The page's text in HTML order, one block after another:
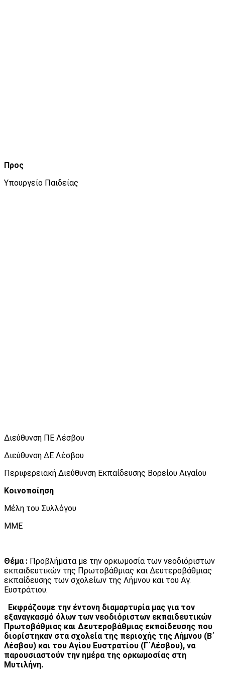
Προς
Υπουργείο Παιδείας
Διεύθυνση ΠΕ Λέσβου
Διεύθυνση ΔΕ Λέσβου
Περιφερειακή Διεύθυνση Εκπαίδευσης Βορείου Αιγαίου
Κοινοποίηση
Μέλη του Συλλόγου
ΜΜΕ
Θέμα : Προβλήματα με την ορκωμοσία των νεοδιόριστων
εκπαιδευτικών της Πρωτοβάθμιας και Δευτεροβάθμιας
εκπαίδευσης των σχολείων της Λήμνου και του Αγ.
Ευστράτιου.
Εκφράζουμε την έντονη διαμαρτυρία μας για τον
εξαναγκασμό όλων των νεοδιόριστων εκπαιδευτικών
Πρωτοβάθμιας και Δευτεροβάθμιας εκπαίδευσης που
διορίστηκαν στα σχολεία της περιοχής της Λήμνου (Β΄
Λέσβου) και του Αγίου Ευστρατίου (Γ΄Λέσβου), να
παρουσιαστούν την ημέρα της ορκωμοσίας στη
Μυτιλήνη.